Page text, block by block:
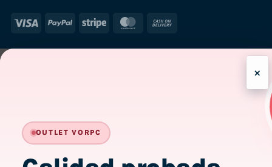
Visa PayPal Stripe MasterCard
×
OUTLET VORPC